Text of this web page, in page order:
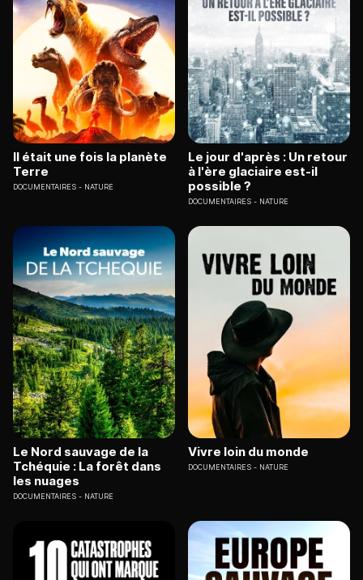
Il était une fois la planète
Terre
DOCUMENTAIRES NATURE
Le jour d'après : Un retour
à l'ère glaciaire est-il
possible ?
DOCUMENTAIRES NATURE
Le Nord sauvage de la
Tchéquie : La forêt dans
les nuages
DOCUMENTAIRES NATURE
Vivre loin du monde
DOCUMENTAIRES NATURE